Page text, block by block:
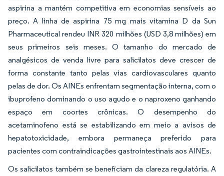
aspirina a mantém competitiva em economias sensíveis ao
preço. A linha de aspirina 75 mg mais vitamina D da Sun
Pharmaceutical rendeu INR 320 milhões (USD 3,8 milhões) em
seus primeiros seis meses. O tamanho do mercado de
analgésicos de venda livre para salicilatos deve crescer de
forma constante tanto pelas vias cardiovasculares quanto
pelas de dor. Os AINEs enfrentam segmentação interna, com o
ibuprofeno dominando o uso agudo e o naproxeno ganhando
espaço em coortes crônicas. O desempenho do
acetaminofeno está se estabilizando em meio a avisos de
hepatotoxicidade, embora permaneça preferido para
pacientes com contraindicações gastrointestinais aos AINEs.
Os salicilatos também se beneficiam da clareza regulatória. A